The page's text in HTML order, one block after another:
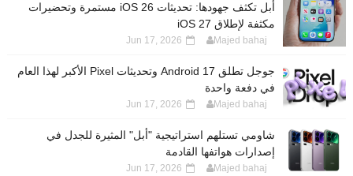
أبل تكثف جهودها: تحديثات iOS 26 مستمرة وتحضيرات
مكثفة لإطلاق iOS 27
Majed bahaj
Jun 17, 2026
جوجل تطلق Android 17 وتحديثات Pixel الأكبر لهذا العام
في دفعة واحدة
Majed bahaj
Jun 17, 2026
شاومي تستلهم استراتيجية "أبل" المثيرة للجدل في
إصدارات هواتفها القادمة
Majed bahaj
Jun 17, 2026